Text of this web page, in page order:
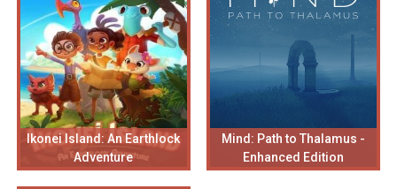
Ikonei Island: An Earthlock
Adventure
Mind: Path to Thalamus -
Enhanced Edition